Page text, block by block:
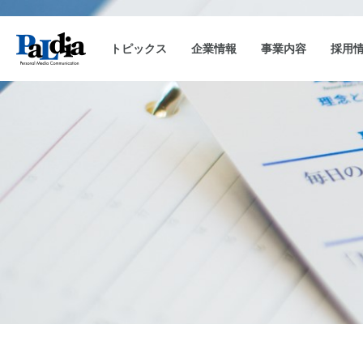
トピックス
企業理念 沿革
企業情報
キャンペーン事務局運用 CAM-SAKU
事業内容 採用